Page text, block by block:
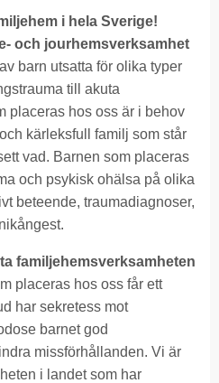
i hela Sverige!
och jourhemsverksamhet
barn utsatta för olika typer
till akuta
placeras hos oss är i behov
kärleksfull familj som står
vad. Barnen som placeras
och psykisk ohälsa på olika
beteende, traumadiagnoser,
familjehemsverksamheten
placeras hos oss får ett
har sekretess mot
barnet god
missförhållanden. Vi är
i landet som har